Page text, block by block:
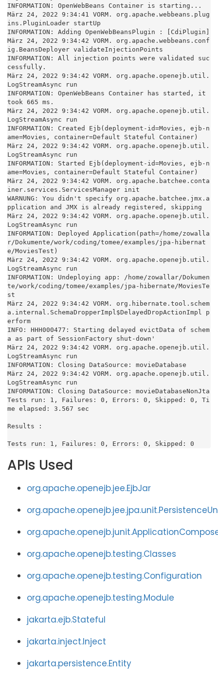
INFORMATION: OpenWebBeans Container is starting...
März 24, 2022 9:34:41 VORM. org.apache.webbeans.plug
ins.PluginLoader startUp
INFORMATION: Adding OpenWebBeansPlugin : [CdiPlugin]
März 24, 2022 9:34:42 VORM. org.apache.webbeans.conf
ig.BeansDeployer validateInjectionPoints
INFORMATION: All injection points were validated suc
cessfully.
März 24, 2022 9:34:42 VORM. org.apache.openejb.util.
LogStreamAsync run
INFORMATION: OpenWebBeans Container has started, it
took 665 ms.
März 24, 2022 9:34:42 VORM. org.apache.openejb.util.
LogStreamAsync run
INFORMATION: Created Ejb(deployment-id=Movies, ejb-n
ame=Movies, container=Default Stateful Container)
März 24, 2022 9:34:42 VORM. org.apache.openejb.util.
LogStreamAsync run
INFORMATION: Started Ejb(deployment-id=Movies, ejb-n
ame=Movies, container=Default Stateful Container)
März 24, 2022 9:34:42 VORM. org.apache.batchee.conta
iner.services.ServicesManager init
WARNUNG: You didn't specify org.apache.batchee.jmx.a
pplication and JMX is already registered, skipping
März 24, 2022 9:34:42 VORM. org.apache.openejb.util.
LogStreamAsync run
INFORMATION: Deployed Application(path=/home/zowalla
r/Dokumente/work/coding/tomee/examples/jpa-hibernat
e/MoviesTest)
März 24, 2022 9:34:42 VORM. org.apache.openejb.util.
LogStreamAsync run
INFORMATION: Undeploying app: /home/zowallar/Dokumen
te/work/coding/tomee/examples/jpa-hibernate/MoviesTe
st
März 24, 2022 9:34:42 VORM. org.hibernate.tool.schem
a.internal.SchemaDropperImpl$DelayedDropActionImpl p
erform
INFO: HHH000477: Starting delayed evictData of schem
a as part of SessionFactory shut-down'
März 24, 2022 9:34:42 VORM. org.apache.openejb.util.
LogStreamAsync run
INFORMATION: Closing DataSource: movieDatabase
März 24, 2022 9:34:42 VORM. org.apache.openejb.util.
LogStreamAsync run
INFORMATION: Closing DataSource: movieDatabaseNonJta
Tests run: 1, Failures: 0, Errors: 0, Skipped: 0, Ti
me elapsed: 3.567 sec
Results :
Tests run: 1, Failures: 0, Errors: 0, Skipped: 0
APIs Used
org.apache.openejb.jee.EjbJar
org.apache.openejb.testing.Classes
org.apache.openejb.testing.Configuration
org.apache.openejb.testing.Module
jakarta.ejb.Stateful
jakarta.inject.Inject
jakarta.persistence.Entity